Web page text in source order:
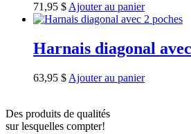
71,95 $ Ajouter au panier
Harnais diagonal
63,95 $ Ajouter au panier
Des produits de qualités
sur lesquelles compter!